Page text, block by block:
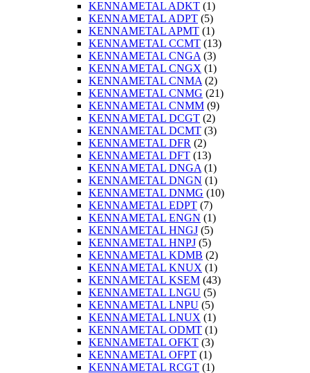
KENNAMETAL ADKT (1)
KENNAMETAL ADPT (5)
KENNAMETAL APMT (1)
KENNAMETAL CCMT (13)
KENNAMETAL CNGA (3)
KENNAMETAL CNGX (1)
KENNAMETAL CNMA (2)
KENNAMETAL CNMG (21)
KENNAMETAL CNMM (9)
KENNAMETAL DCGT (2)
KENNAMETAL DCMT (3)
KENNAMETAL DFR (2)
KENNAMETAL DFT (13)
KENNAMETAL DNGA (1)
KENNAMETAL DNGN (1)
KENNAMETAL DNMG (10)
KENNAMETAL EDPT (7)
KENNAMETAL ENGN (1)
KENNAMETAL HNGJ (5)
KENNAMETAL HNPJ (5)
KENNAMETAL KDMB (2)
KENNAMETAL KNUX (1)
KENNAMETAL KSEM (43)
KENNAMETAL LNGU (5)
KENNAMETAL LNPU (5)
KENNAMETAL LNUX (1)
KENNAMETAL ODMT (1)
KENNAMETAL OFKT (3)
KENNAMETAL OFPT (1)
KENNAMETAL RCGT (1)